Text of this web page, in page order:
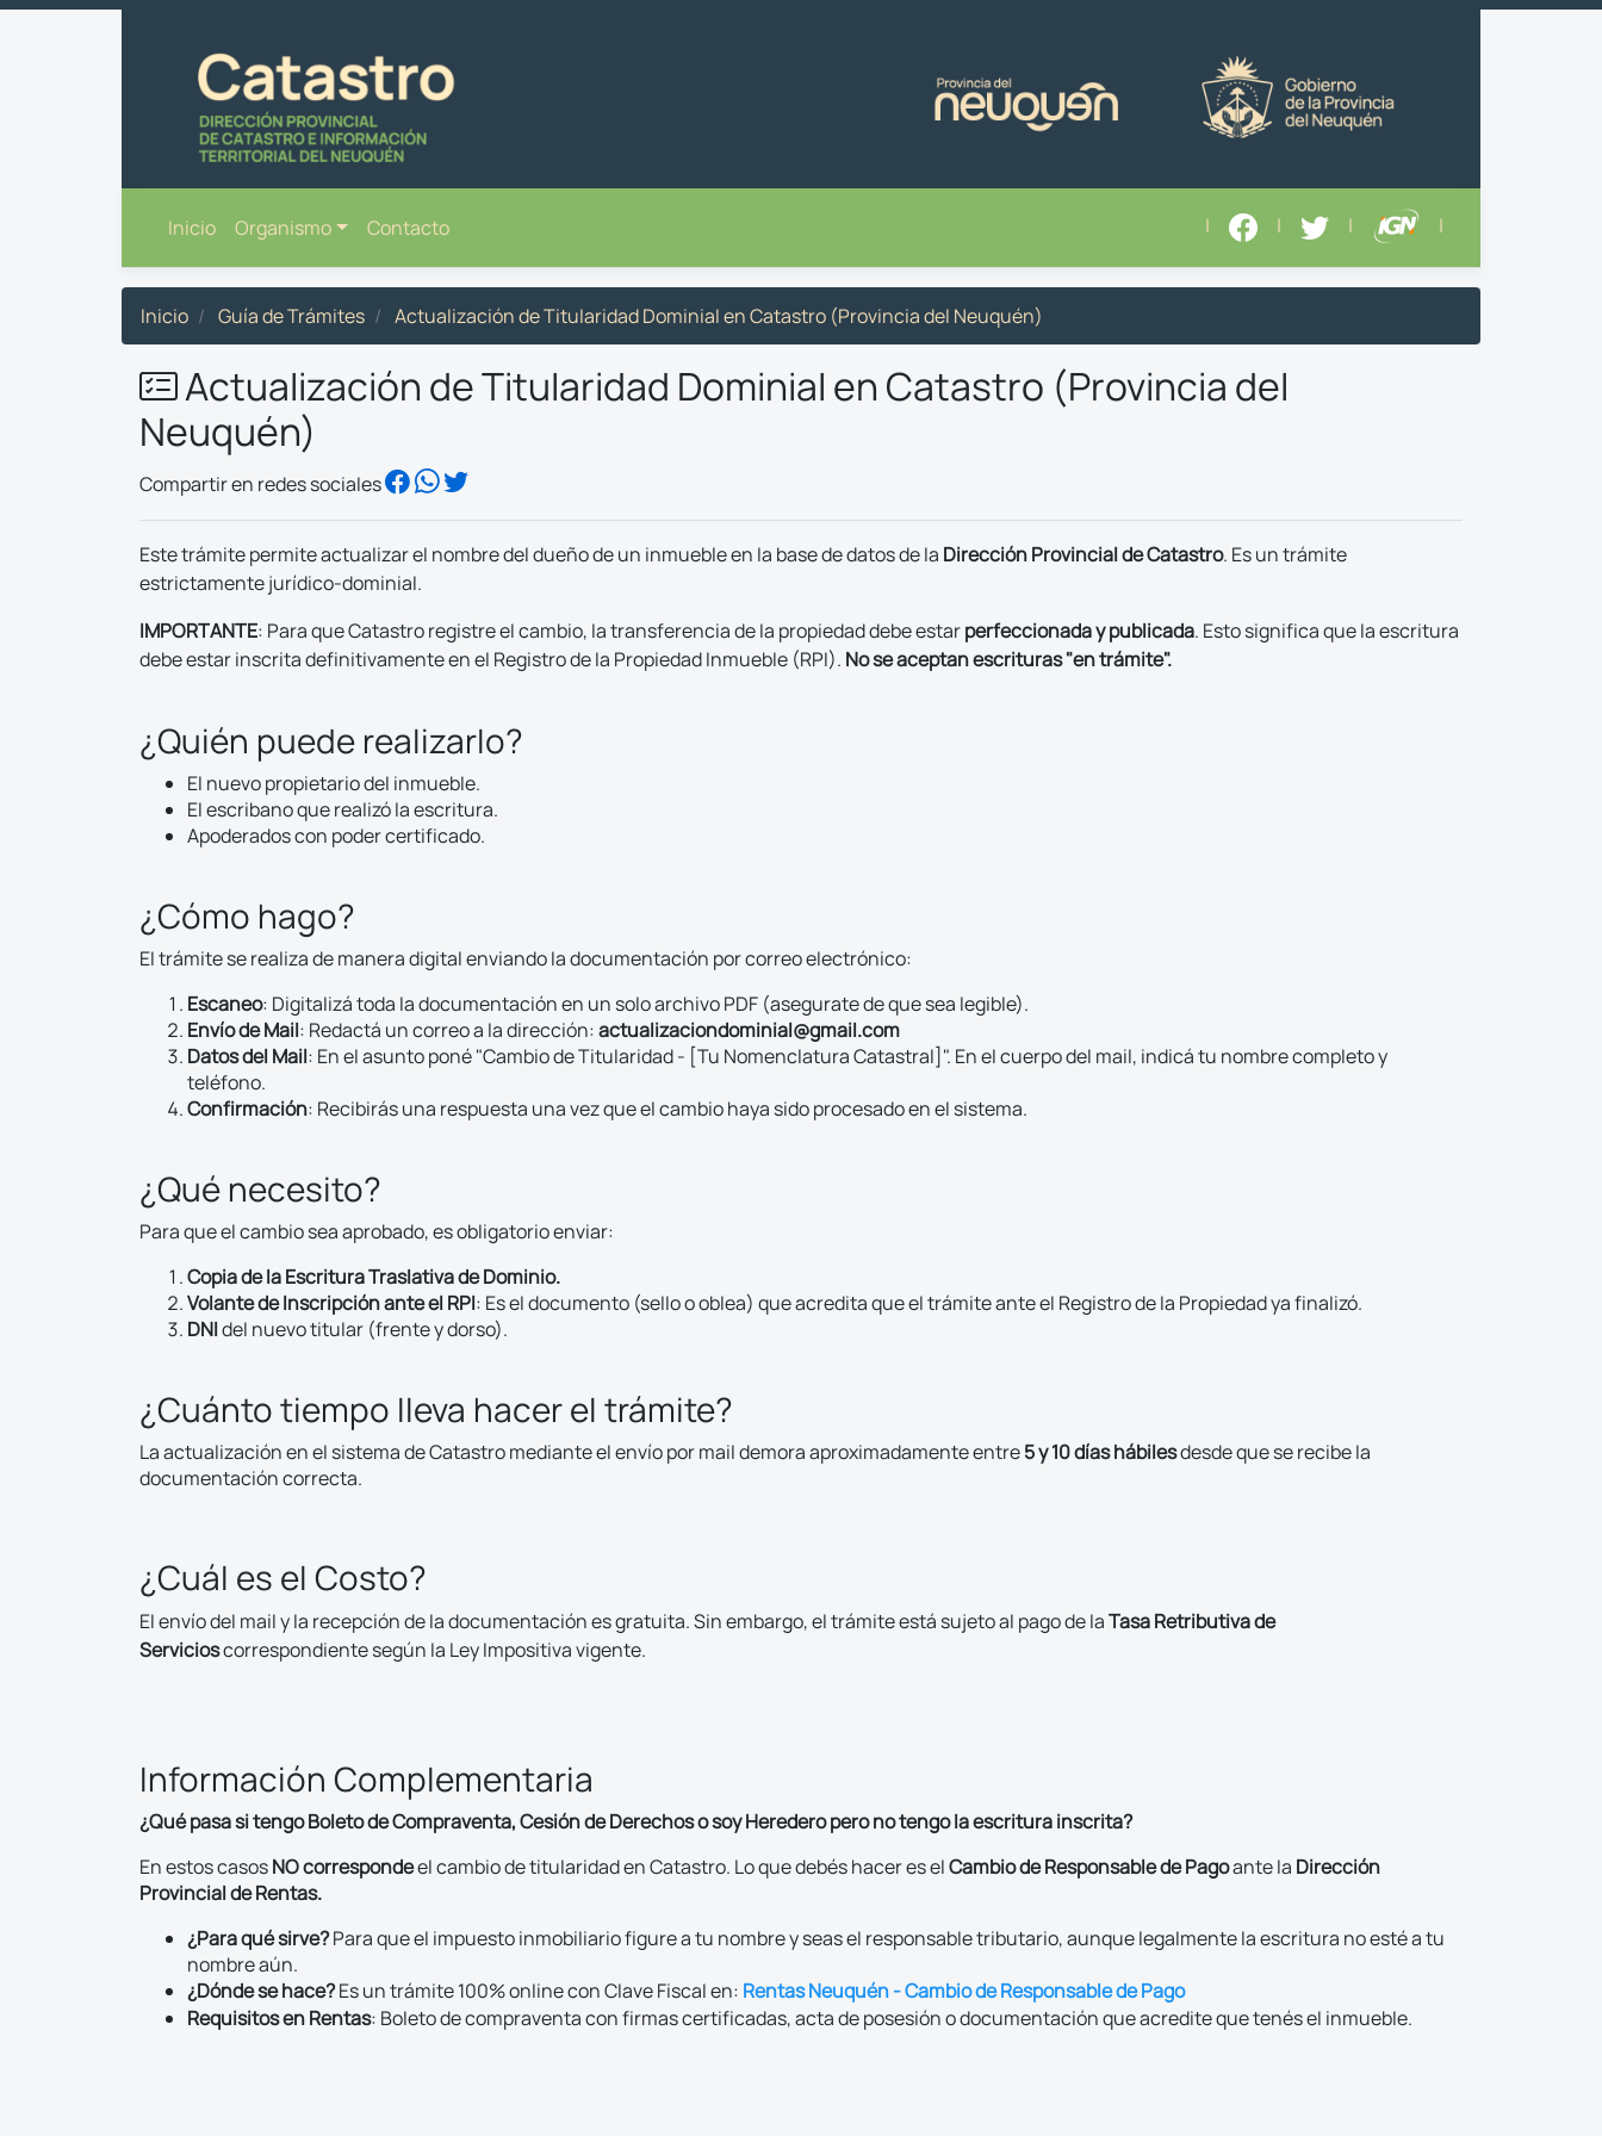
Inicio Organismo Contacto | | | |
Inicio Guía de Trámites Actualización de Titularidad Dominial en Catastro (Provincia del Neuquén)
Actualización de Titularidad Dominial en Catastro (Provincia del
Neuquén)
Compartir en redes sociales
Este trámite permite actualizar el nombre del dueño de un inmueble en la base de datos de la Dirección Provincial de Catastro. Es un trámite
estrictamente jurídico-dominial.
IMPORTANTE: Para que Catastro registre el cambio, la transferencia de la propiedad debe estarperfeccionada y publicada. Esto significa que la escritura
debe estar inscrita definitivamente en el Registro de la Propiedad Inmueble (RPI). No se aceptan escrituras "en trámite".
¿Quién puede realizarlo?
El nuevo propietario del inmueble.
El escribano que realizó la escritura.
Apoderados con poder certificado.
¿Cómo hago?
El trámite se realiza de manera digital enviando la documentación por correo electrónico:
Escaneo: Digitalizá toda la documentación en un solo archivo PDF (asegurate de que sea legible).
Envío de Mail: Redactá un correo a la dirección:actualizaciondominial@gmail.com
Datos del Mail: En el asunto poné "Cambio de Titularidad - [Tu Nomenclatura Catastral]". En el cuerpo del mail, indicá tu nombre completo y
teléfono.
Confirmación: Recibirás una respuesta una vez que el cambio haya sido procesado en el sistema.
¿Qué necesito?
Para que el cambio sea aprobado, es obligatorio enviar:
Copia de la Escritura Traslativa de Dominio.
Volante de Inscripción ante el RPI: Es el documento (sello o oblea) que acredita que el trámite ante el Registro de la Propiedad ya finalizó.
DNIdel nuevo titular (frente y dorso).
¿Cuánto tiempo lleva hacer el trámite?
La actualización en el sistema de Catastro mediante el envío por mail demora aproximadamente entre5 y 10 días hábilesdesde que se recibe la
documentación correcta.
¿Cuál es el Costo?
El envío del mail y la recepción de la documentación es gratuita. Sin embargo, el trámite está sujeto al pago de laTasa Retributiva de
Servicioscorrespondiente según la Ley Impositiva vigente.
Información Complementaria
¿Qué pasa si tengo Boleto de Compraventa, Cesión de Derechos o soy Heredero pero no tengo la escritura inscrita?
En estos casosNO correspondeel cambio de titularidad en Catastro. Lo que debés hacer es elCambio de Responsable de Pagoante la Dirección
Provincial de Rentas.
¿Para qué sirve?Para que el impuesto inmobiliario figure a tu nombre y seas el responsable tributario, aunque legalmente la escritura no esté a tu
nombre aún.
¿Dónde se hace?Es un trámite 100% online con Clave Fiscal en: Rentas Neuquén - Cambio de Responsable de Pago
Requisitos en Rentas: Boleto de compraventa con firmas certificadas, acta de posesión o documentación que acredite que tenés el inmueble.